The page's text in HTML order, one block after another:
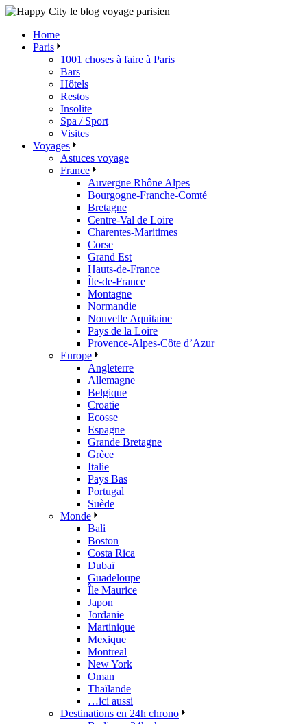
Skip
content
Home
Paris
1001 choses à faire à Paris
Bars
Hôtels
Restos
Insolite
Spa / Sport
Visites
Voyages
Astuces voyage
France
Auvergne Rhône Alpes
Bourgogne-Franche-Comté
Bretagne
Centre-Val de Loire
Charentes-Maritimes
Corse
Grand Est
Hauts-de-France
Île-de-France
Montagne
Normandie
Nouvelle Aquitaine
Pays de la Loire
Provence-Alpes-Côte d’Azur
Europe
Angleterre
Allemagne
Belgique
Croatie
Ecosse
Espagne
Grande Bretagne
Grèce
Italie
Pays Bas
Portugal
Suède
Monde
Bali
Boston
Costa Rica
Dubaï
Guadeloupe
Île Maurice
Japon
Jordanie
Martinique
Mexique
Montreal
New York
Oman
Thaïlande
…ici aussi
Destinations en 24h chrono